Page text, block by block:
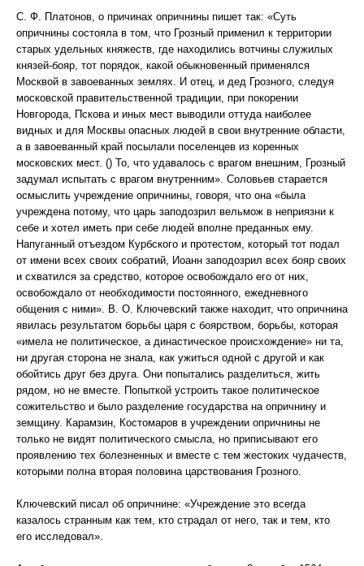
С. Ф. Платонов, о причинах опричнины пишет так: «Суть
опричнины состояла в том, что Грозный применил к территории
старых удельных княжеств, где находились вотчины служилых
князей-бояр, тот порядок, какой обыкновенный применялся
Москвой в завоеванных землях. И отец, и дед Грозного, следуя
московской правительственной традиции, при покорении
Новгорода, Пскова и иных мест выводили оттуда наиболее
видных и для Москвы опасных людей в свои внутренние области,
а в завоеванный край посылали поселенцев из коренных
московских мест. () То, что удавалось с врагом внешним, Грозный
задумал испытать с врагом внутренним». Соловьев старается
осмыслить учреждение опричнины, говоря, что она «была
учреждена потому, что царь заподозрил вельмож в неприязни к
себе и хотел иметь при себе людей вполне преданных ему.
Напуганный отъездом Курбского и протестом, который тот подал
от имени всех своих собратий, Иоанн заподозрил всех бояр своих
и схватился за средство, которое освобождало его от них,
освобождало от необходимости постоянного, ежедневного
общения с ними». В. О. Ключевский также находит, что опричнина
явилась результатом борьбы царя с боярством, борьбы, которая
«имела не политическое, а династическое происхождение» ни та,
ни другая сторона не знала, как ужиться одной с другой и как
обойтись друг без друга. Они попытались разделиться, жить
рядом, но не вместе. Попыткой устроить такое политическое
сожительство и было разделение государства на опричнину и
земщину. Карамзин, Костомаров в учреждении опричнины не
только не видят политического смысла, но приписывают его
проявлению тех болезненных и вместе с тем жестоких чудачеств,
которыми полна вторая половина царствования Грозного.
Ключевский писал об опричнине: «Учреждение это всегда
казалось странным как тем, кто страдал от него, так и тем, кто
его исследовал».